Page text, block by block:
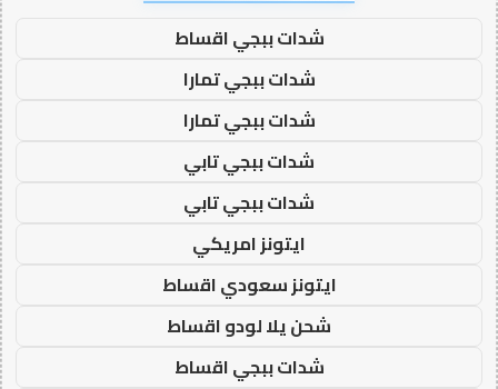
شدات ببجي اقساط
شدات ببجي تمارا
شدات ببجي تمارا
شدات ببجي تابي
شدات ببجي تابي
ايتونز امريكي
ايتونز سعودي اقساط
شحن يلا لودو اقساط
شدات ببجي اقساط